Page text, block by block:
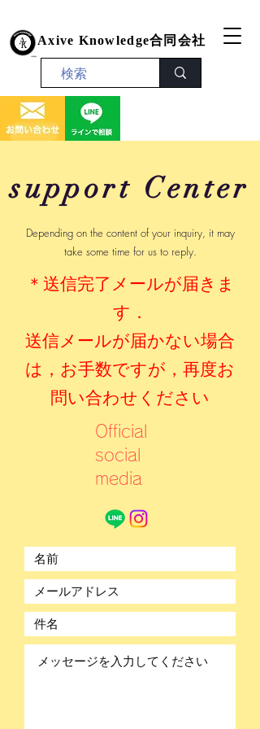
Axive Knowledge合同会社
Axive Knowledge合同会社
support Center
Depending on the content of your inquiry, it may
take some time for us to reply.
＊送信完了メールが届きま
す．​
送信メールが届かない場合
は，お手数ですが，再度お
問い合わせください
Official
social
media